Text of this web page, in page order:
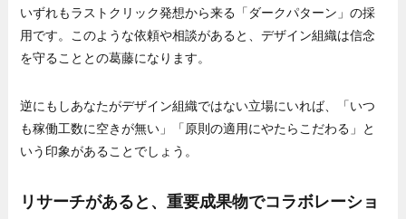
いずれもラストクリック発想から来る「ダークパターン」の採
用です。このような依頼や相談があると、デザイン組織は信念
を守ることとの葛藤になります。
逆にもしあなたがデザイン組織ではない立場にいれば、「いつ
も稼働工数に空きが無い」「原則の適用にやたらこだわる」と
いう印象があることでしょう。
リサーチがあると、重要成果物でコラボレーショ